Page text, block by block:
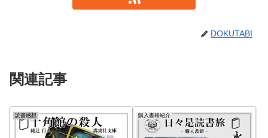
DOKUTABI
関連記事
読書感想 購入書籍紹介